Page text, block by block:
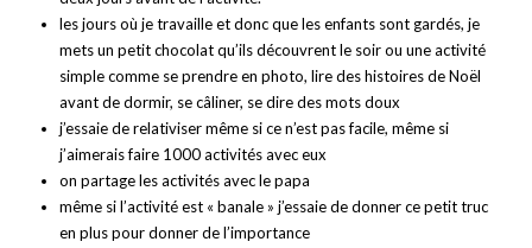
les jours où je travaille et donc que les enfants sont gardés, je
mets un petit chocolat qu’ils découvrent le soir ou une activité
simple comme se prendre en photo, lire des histoires de Noël
avant de dormir, se câliner, se dire des mots doux
j’essaie de relativiser même si ce n’est pas facile, même si
j’aimerais faire 1000 activités avec eux
on partage les activités avec le papa
même si l’activité est « banale » j’essaie de donner ce petit truc
en plus pour donner de l’importance